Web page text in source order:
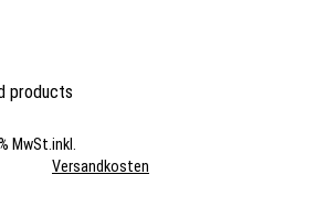
products
MwSt.inkl.
Versandkosten